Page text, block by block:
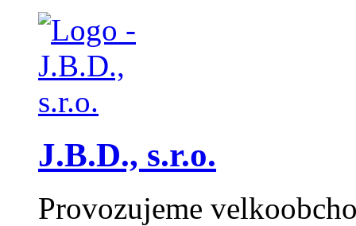
J.B.D., s.r.o.
Provozujeme